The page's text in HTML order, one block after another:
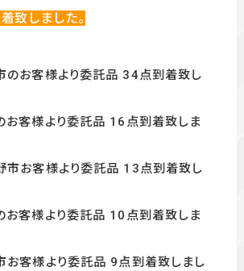
致しました。
のお客様より委託品 34点到着致し
お客様より委託品 16点到着致しま
市お客様より委託品 13点到着致し
お客様より委託品 10点到着致しま
お客様より委託品 9点到着致しまし